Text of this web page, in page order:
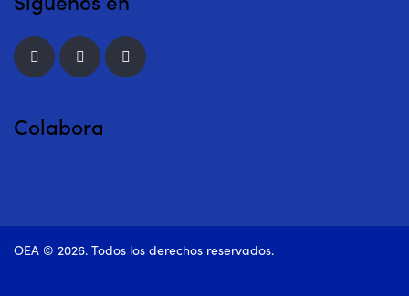
Colabora
OEA © 2026. Todos los derechos reservados.